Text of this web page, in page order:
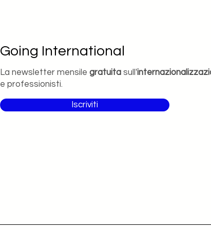
Going International
La newsletter mensile gratuitasull'
e professionisti.
Iscriviti